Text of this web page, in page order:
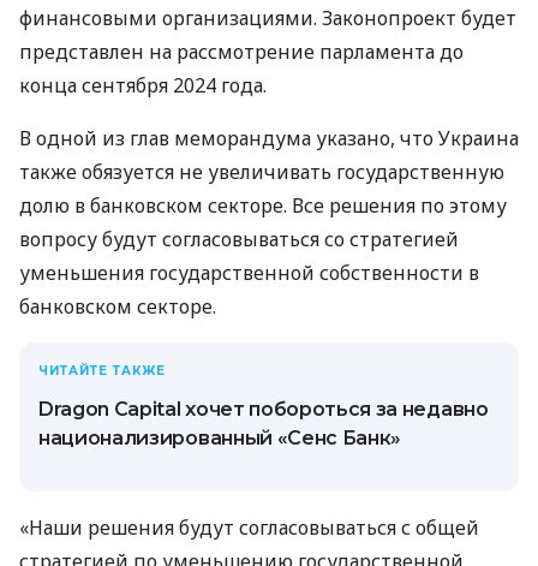
финансовыми организациями. Законопроект будет
представлен на рассмотрение парламента до
конца сентября 2024 года.
В одной из глав меморандума указано, что Украина
также обязуется не увеличивать государственную
долю в банковском секторе. Все решения по этому
вопросу будут согласовываться со стратегией
уменьшения государственной собственности в
банковском секторе.
ЧИТАЙТЕ ТАКЖЕ
Dragon Capital хочет побороться за недавно
национализированный «Сенс Банк»
«Наши решения будут согласовываться с общей